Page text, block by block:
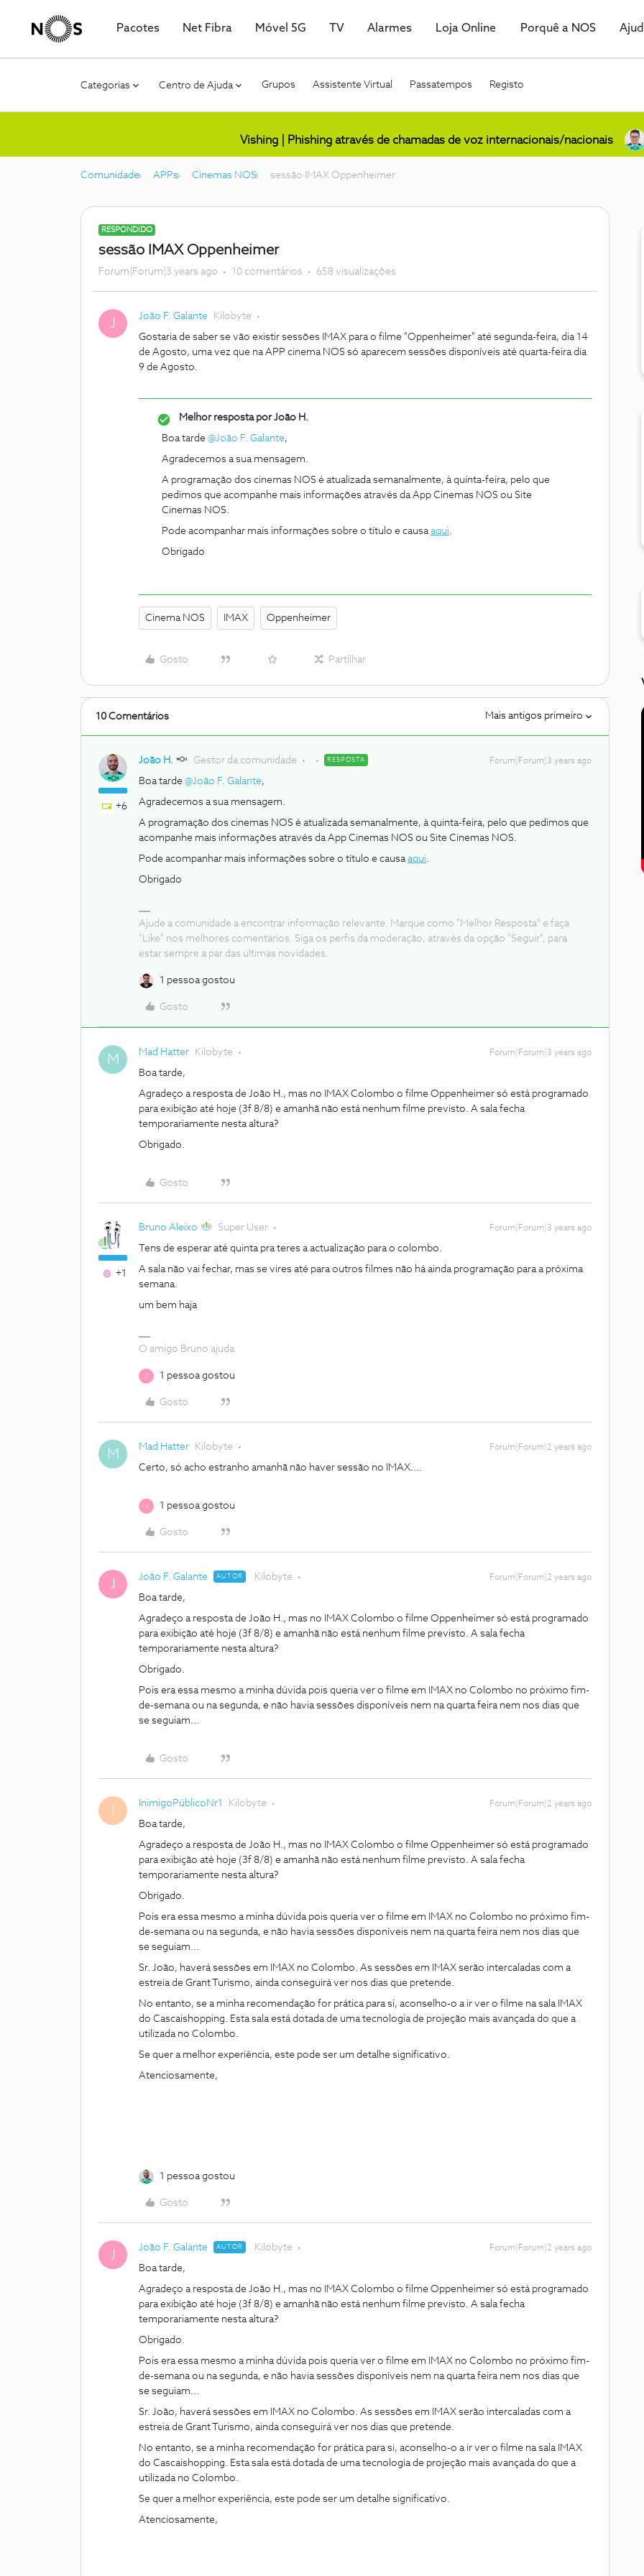
Pacotes Net Fibra Móvel 5G TV Alarmes Loja Online Porquê a NOS
Categorias Centro de Ajuda Grupos Assistente Virtual Passatempos Registo
Vishing | Phishing através de chamadas de voz internacionais/nacionais
Comunidade APPs Cinemas NOS sessão IMAX Oppenheimer
RESPONDIDO
sessão IMAX Oppenheimer
Forum|Forum|3 years ago 10 comentários 658 visualizações
J João F. Galante Kilobyte
Gostaria de saber se vão existir sessões IMAX para o filme "Oppenheimer" até segunda-feira, dia 14
de Agosto, uma vez que na APP cinema NOS só aparecem sessões disponíveis até quarta-feira dia
9 de Agosto.
Melhor resposta porJoão H.
Boa tarde @João F. Galante,
Agradecemos a sua mensagem.
A programação dos cinemas NOS é atualizada semanalmente, à quinta-feira, pelo que
pedimos que acompanhe mais informações através da App Cinemas NOS ou Site
Cinemas NOS.
Pode acompanhar mais informações sobre o título e causaaqui.
Obrigado
Cinema NOS IMAX Oppenheimer
Gosto Partilhar
10 Comentários Mais antigos primeiro
+6
João H. Gestor da comunidade RESPOSTA Forum|Forum|3 years ago
Boa tarde @João F. Galante,
Agradecemos a sua mensagem.
A programação dos cinemas NOS é atualizada semanalmente, à quinta-feira, pelo que pedimos que
acompanhe mais informações através da App Cinemas NOS ou Site Cinemas NOS.
Pode acompanhar mais informações sobre o título e causaaqui.
Obrigado
Ajude a comunidade a encontrar informação relevante. Marque como "Melhor Resposta" e faça
"Like" nos melhores comentários. Siga os perfis da moderação, através da opção "Seguir", para
estar sempre a par das ultimas novidades.
1 pessoa gostou
Gosto
M Mad Hatter Kilobyte Forum|Forum|3 years ago
Boa tarde,
Agradeço a resposta de João H., mas no IMAX Colombo o filme Oppenheimer só está programado
para exibição até hoje (3f 8/8) e amanhã não está nenhum filme previsto. A sala fecha
temporariamente nesta altura?
Obrigado.
Gosto
+1
Bruno Aleixo Super User Forum|Forum|3 years ago
Tens de esperar até quinta pra teres a actualização para o colombo.
A sala não vai fechar, mas se vires até para outros filmes não há ainda programação para a próxima
semana.
um bem haja
O amigo Bruno ajuda
1 pessoa gostou
Gosto
M Mad Hatter Kilobyte Forum|Forum|2 years ago
Certo, só acho estranho amanhã não haver sessão no IMAX....
1 pessoa gostou
Gosto
J João F. Galante AUTOR Kilobyte Forum|Forum|2 years ago
Boa tarde,
Agradeço a resposta de João H., mas no IMAX Colombo o filme Oppenheimer só está programado
para exibição até hoje (3f 8/8) e amanhã não está nenhum filme previsto. A sala fecha
temporariamente nesta altura?
Obrigado.
Pois era essa mesmo a minha dúvida pois queria ver o filme em IMAX no Colombo no próximo fim-
de-semana ou na segunda, e não havia sessões disponíveis nem na quarta feira nem nos dias que
se seguiam...
Gosto
InimigoPúblicoNr1 Kilobyte Forum|Forum|2 years ago
Boa tarde,
Agradeço a resposta de João H., mas no IMAX Colombo o filme Oppenheimer só está programado
para exibição até hoje (3f 8/8) e amanhã não está nenhum filme previsto. A sala fecha
temporariamente nesta altura?
Obrigado.
Pois era essa mesmo a minha dúvida pois queria ver o filme em IMAX no Colombo no próximo fim-
de-semana ou na segunda, e não havia sessões disponíveis nem na quarta feira nem nos dias que
se seguiam...
Sr. João, haverá sessões em IMAX no Colombo. As sessões em IMAX serão intercaladas com a
estreia de Grant Turismo, ainda conseguirá ver nos dias que pretende.
No entanto, se a minha recomendação for prática para si, aconselho-o a ir ver o filme na sala IMAX
do Cascaishopping. Esta sala está dotada de uma tecnologia de projeção mais avançada do que a
utilizada no Colombo.
Se quer a melhor experiência, este pode ser um detalhe significativo.
Atenciosamente,
1 pessoa gostou
Gosto
J João F. Galante AUTOR Kilobyte Forum|Forum|2 years ago
Boa tarde,
Agradeço a resposta de João H., mas no IMAX Colombo o filme Oppenheimer só está programado
para exibição até hoje (3f 8/8) e amanhã não está nenhum filme previsto. A sala fecha
temporariamente nesta altura?
Obrigado.
Pois era essa mesmo a minha dúvida pois queria ver o filme em IMAX no Colombo no próximo fim-
de-semana ou na segunda, e não havia sessões disponíveis nem na quarta feira nem nos dias que
se seguiam...
Sr. João, haverá sessões em IMAX no Colombo. As sessões em IMAX serão intercaladas com a
estreia de Grant Turismo, ainda conseguirá ver nos dias que pretende.
No entanto, se a minha recomendação for prática para si, aconselho-o a ir ver o filme na sala IMAX
do Cascaishopping. Esta sala está dotada de uma tecnologia de projeção mais avançada do que a
utilizada no Colombo.
Se quer a melhor experiência, este pode ser um detalhe significativo.
Atenciosamente,